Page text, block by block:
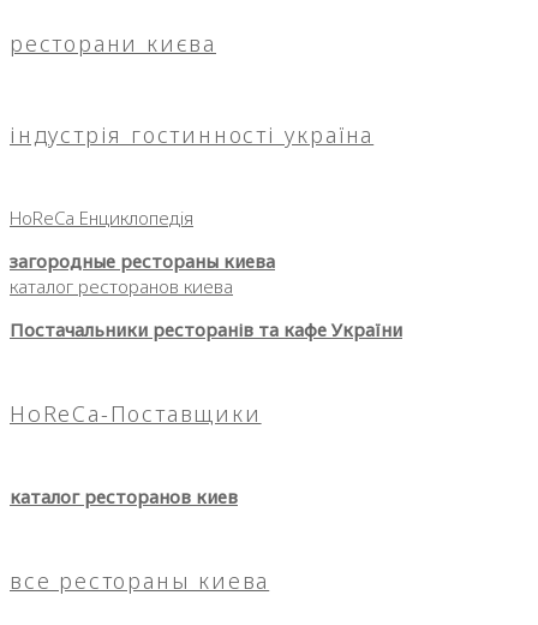
ресторани києва
індустрія гостинності україна
HoReCa Енциклопедія
загородные рестораны киева
каталог ресторанов киева
Постачальники ресторанів та кафе України
HoReCa-Поставщики
каталог ресторанов киев
все рестораны киева